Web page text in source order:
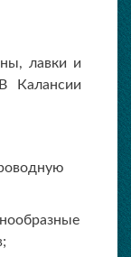
лавки и
Калансии